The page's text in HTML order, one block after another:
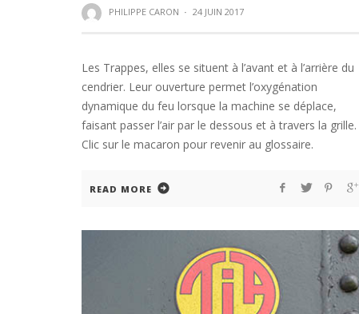
PHILIPPE CARON · 24 JUIN 2017
Les Trappes, elles se situent à l’avant et à l’arrière du
cendrier. Leur ouverture permet l’oxygénation
dynamique du feu lorsque la machine se déplace,
faisant passer l’air par le dessous et à travers la grille.
Clic sur le macaron pour revenir au glossaire.
READ MORE